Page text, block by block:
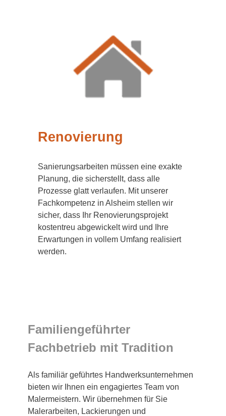
Renovierung
Sanierungsarbeiten müssen eine exakte
Planung, die sicherstellt, dass alle
Prozesse glatt verlaufen. Mit unserer
Fachkompetenz in Alsheim stellen wir
sicher, dass Ihr Renovierungsprojekt
kostentreu abgewickelt wird und Ihre
Erwartungen in vollem Umfang realisiert
werden.
Familiengeführter
Fachbetrieb mit Tradition
Als familiär geführtes Handwerksunternehmen
bieten wir Ihnen ein engagiertes Team von
Malermeistern. Wir übernehmen für Sie
Malerarbeiten, Lackierungen und